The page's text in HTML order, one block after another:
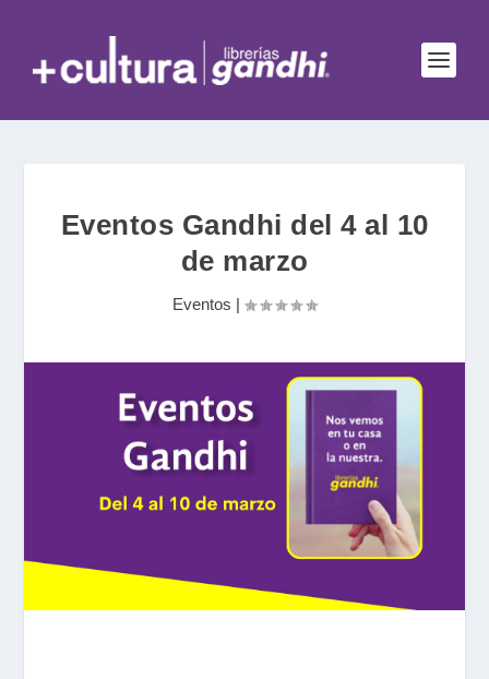
Eventos Gandhi del 4 al 10
de marzo
Eventos |